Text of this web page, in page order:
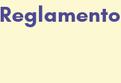
Reglamento